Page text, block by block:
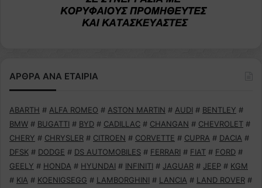
ΑΡΘΡΑ ΑΝΑ ΕΤΑΙΡΙΑ
ABARTH # ALFA ROMEO # ASTON MARTIN # AUDI # BENTLEY #
BMW # BUGATTI # BYD # CADILLAC # CHANGAN # CHEVROLET #
CHERY # CHRYSLER # CITROEN # CORVETTE # CUPRA # DACIA #
DFSK # DODGE # DS AUTOMOBILES # FERRARI # FIAT # FORD #
GEELY # HONDA # HYUNDAI # INFINITI # JAGUAR # JEEP # KGM
# KIA # KOENIGSEGG # LAMBORGHINI # LANCIA # LAND ROVER #